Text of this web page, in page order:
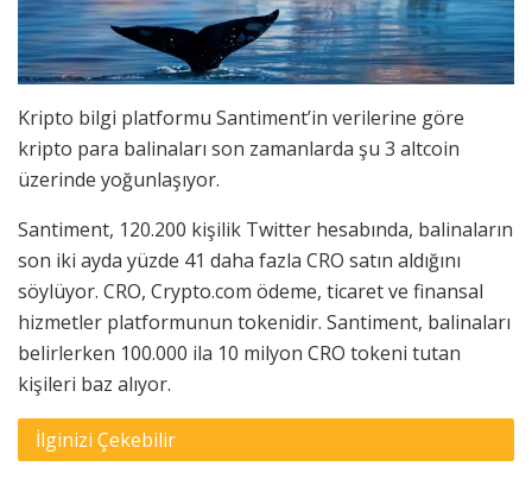
Kripto bilgi platformu Santiment’in verilerine göre
kripto para balinaları son zamanlarda şu 3 altcoin
üzerinde yoğunlaşıyor.
Santiment, 120.200 kişilik Twitter hesabında, balinaların
son iki ayda yüzde 41 daha fazla CRO satın aldığını
söylüyor. CRO, Crypto.com ödeme, ticaret ve finansal
hizmetler platformunun tokenidir. Santiment, balinaları
belirlerken 100.000 ila 10 milyon CRO tokeni tutan
kişileri baz alıyor.
İlginizi Çekebilir